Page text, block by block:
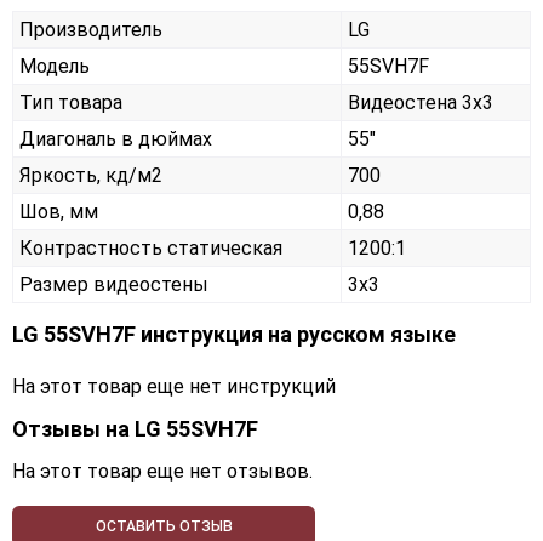
Производитель
LG
Модель
55SVH7F
Тип товара
Видеостена 3х3
Диагональ в дюймах
55"
Яркость, кд/м2
700
Шов, мм
0,88
Контрастность статическая
1200:1
Размер видеостены
3x3
LG 55SVH7F инструкция на русском языке
На этот товар еще нет инструкций
Отзывы на LG 55SVH7F
На этот товар еще нет отзывов.
ОСТАВИТЬ ОТЗЫВ